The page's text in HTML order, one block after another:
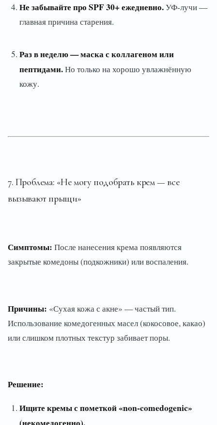
Не забывайте про SPF 30+ ежедневно.УФ-лучи —
главная причина старения.
Раз в неделю — маска с коллагеном или
пептидами.Но только на хорошо увлажнённую
кожу.
7. Проблема: «Не могу подобрать крем — все
вызывают прыщи»
Симптомы: После нанесения крема появляются
закрытые комедоны (подкожники) или воспаления.
Причины: «Сухая кожа с акне» — частый тип.
Использование комедогенных масел (кокосовое, какао)
или слишком плотных текстур забивает поры.
Решение:
Ищите кремы с пометкой «non-comedogenic»